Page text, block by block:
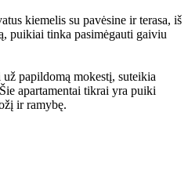
kiemelis su pavėsine ir terasa, iš
puikiai tinka pasimėgauti gaiviu
papildomą mokestį, suteikia
apartamentai tikrai yra puiki
ir ramybę.